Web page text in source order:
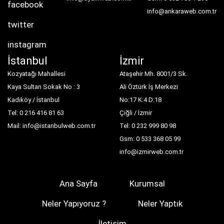
facebook
twitter
instagram
info@ankaraweb.com.tr
İstanbul
Kozyatağı Mahallesi
Kaya Sultan Sokak No : 3
Kadıköy / İstanbul
Tel: 0 216 416 81 63
Mail: info@istanbulweb.com.tr
İzmir
Ataşehir Mh. 8001/3 Sk.
Ali Öztürk İş Merkezi
No:17 K:4 D:18
Çiğli / İzmir
Tel: 0 232 999 80 98
Gsm: 0 533 368 05 99
info@izmirweb.com.tr
Ana Sayfa
Kurumsal
Neler Yapıyoruz ?
Neler Yaptık